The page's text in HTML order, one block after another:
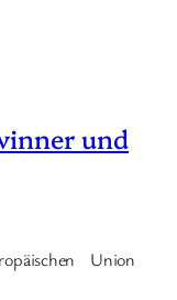
und
Union